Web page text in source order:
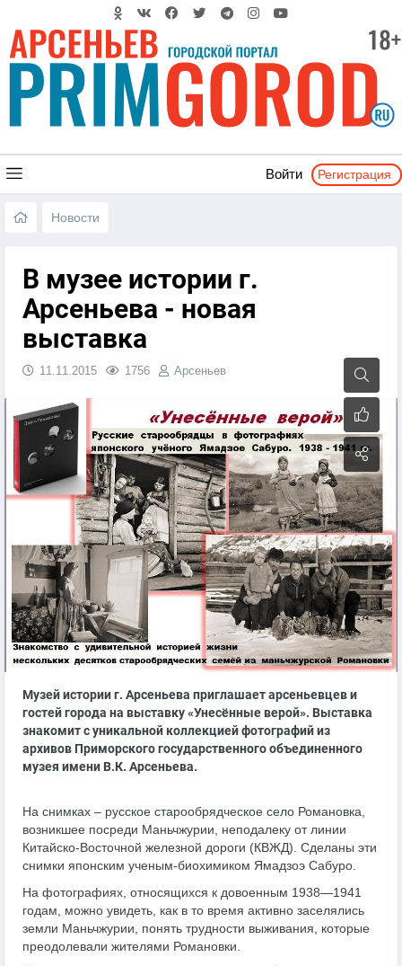
Войти Регистрация
Новости
В музее истории г.
Арсеньева - новая
выставка
11.11.2015 1756 Арсеньев
Музей истории г. Арсеньева приглашает арсеньевцев и
гостей города на выставку «Унесённые верой». Выставка
знакомит с уникальной коллекцией фотографий из
архивов Приморского государственного объединенного
музея имени В.К. Арсеньева.
На снимках – русское старообрядческое село Романовка,
возникшее посреди Маньчжурии, неподалеку от линии
Китайско-Восточной железной дороги (КВЖД). Сделаны эти
снимки японским ученым-биохимиком Ямадзоэ Сабуро.
На фотографиях, относящихся к довоенным 1938—1941
годам, можно увидеть, как в то время активно заселялись
земли Маньчжурии, понять трудности выживания, которые
преодолевали жителями Романовки.